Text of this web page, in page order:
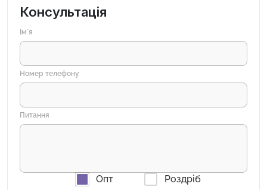
Консультація
Імʼя
Номер телефону
Питання
Опт Роздріб